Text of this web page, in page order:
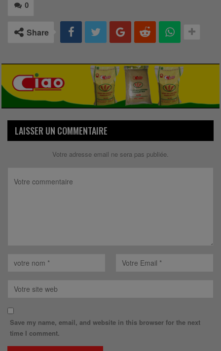
0
Share
LAISSER UN COMMENTAIRE
Votre adresse email ne sera pas publiée.
Save my name, email, and website in this browser for the next
time I comment.